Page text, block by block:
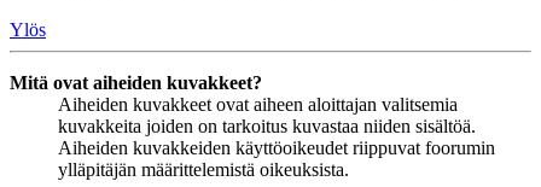
Ylös
Mitä ovat aiheiden kuvakkeet?
Aiheiden kuvakkeet ovat aiheen aloittajan valitsemia
kuvakkeita joiden on tarkoitus kuvastaa niiden sisältöä.
Aiheiden kuvakkeiden käyttöoikeudet riippuvat foorumin
ylläpitäjän määrittelemistä oikeuksista.